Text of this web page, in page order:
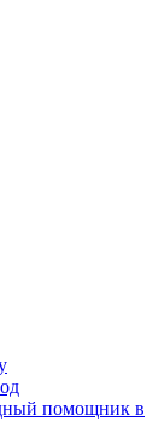
помощник в